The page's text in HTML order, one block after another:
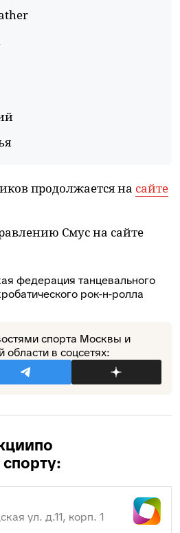
продолжается на сайте
Смус на сайте
федерация танцевального
рок-н-ролла
спорта Москвы и
области в соцсетях:
по
ул. д.11, корп. 1